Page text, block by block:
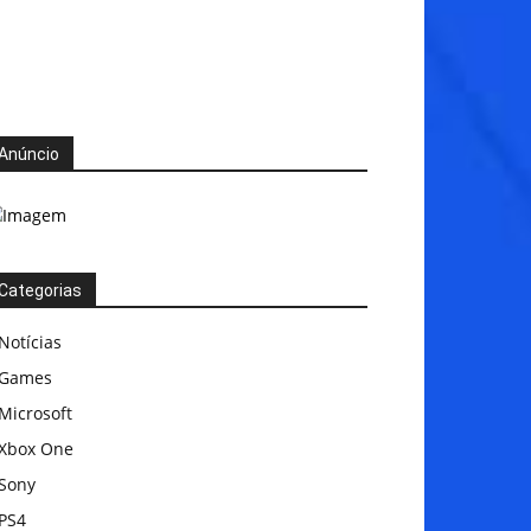
Notícias
Microsoft
One
PS4